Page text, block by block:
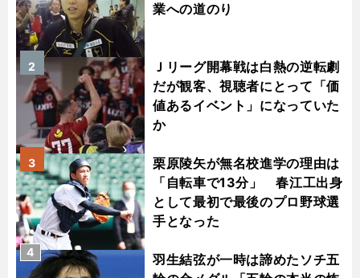
業への道のり
Ｊリーグ開幕戦は白熱の逆転劇
だが観客、視聴者にとって「価
値あるイベント」になっていた
か
2
栗原陵矢が無名校進学の理由は
「自転車で13分」 春江工出身
として最初で最後のプロ野球選
手となった
3
羽生結弦が一時は諦めたソチ五
4